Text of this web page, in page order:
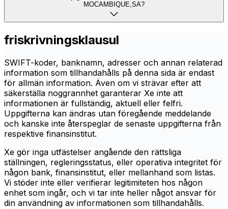
MOCAMBIQUE,SA?
friskrivningsklausul
SWIFT-koder, banknamn, adresser och annan relaterad
information som tillhandahålls på denna sida är endast
för allmän information. Även om vi strävar efter att
säkerställa noggrannhet garanterar Xe inte att
informationen är fullständig, aktuell eller felfri.
Uppgifterna kan ändras utan föregående meddelande
och kanske inte återspeglar de senaste uppgifterna från
respektive finansinstitut.
Xe gör inga utfästelser angående den rättsliga
ställningen, regleringsstatus, eller operativa integritet för
någon bank, finansinstitut, eller mellanhand som listas.
Vi stöder inte eller verifierar legitimiteten hos någon
enhet som ingår, och vi tar inte heller något ansvar för
din användning av informationen som tillhandahålls.